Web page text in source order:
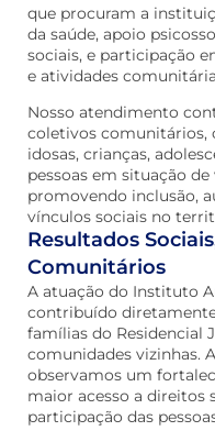
que procuram a
da saúde, apoio
sociais, e participação
e atividades
Nosso atendimento
coletivos comunitários,
idosas, crianças,
pessoas em situação
promovendo inclusão,
vínculos sociais no
Resultados
Comunitários
A atuação do Instituto
contribuído
famílias do Residencial
comunidades vizinhas.
observamos um
maior acesso a direitos
participação das